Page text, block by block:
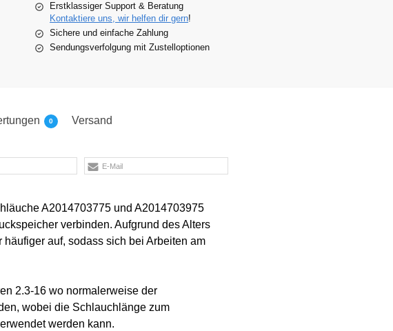
Erstklassiger Support & Beratung
Kontaktiere uns, wir helfen dir gern!
Sichere und einfache Zahlung
Sendungsverfolgung mit Zustelloptionen
0 Versand
E-Mail
A2014703775 und A2014703975
verbinden. Aufgrund des Alters
auf, sodass sich bei Arbeiten am
2.3-16 wo normalerweise der
wobei die Schlauchlänge zum
werden kann.